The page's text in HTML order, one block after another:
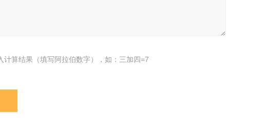
计算结果（填写阿拉伯数字），如：三加四=7